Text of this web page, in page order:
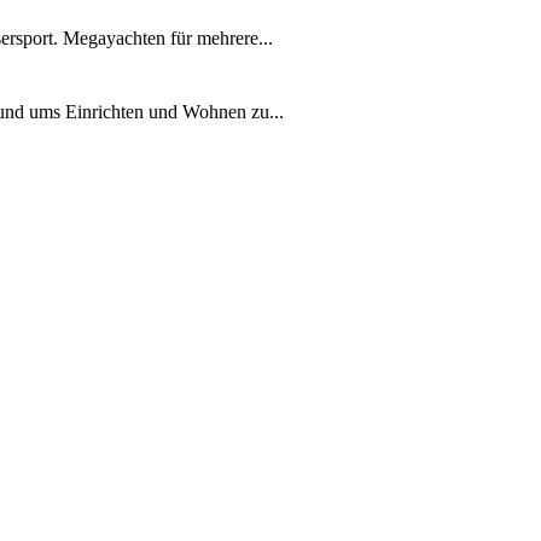
Megayachten für mehrere...
ums Einrichten und Wohnen zu...